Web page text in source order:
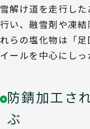
雪解け道を走行し
行い、融雪剤や凍
れらの塩化物は「
イールを中心にしっ
防錆加工さ
ぶ